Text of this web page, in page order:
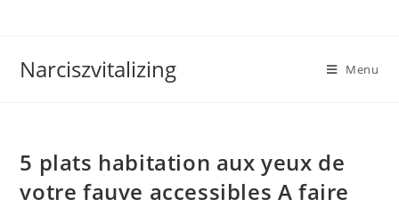
Narciszvitalizing Menu
5 plats habitation aux yeux de
votre fauve accessibles A faire